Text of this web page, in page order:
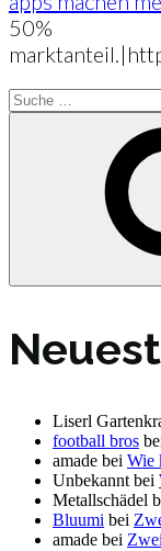
50%
Suche
nach:
Liserl
football bros
amade bei Wie
Unbekannt bei
Metallschädel
Bluumi bei
amade bei